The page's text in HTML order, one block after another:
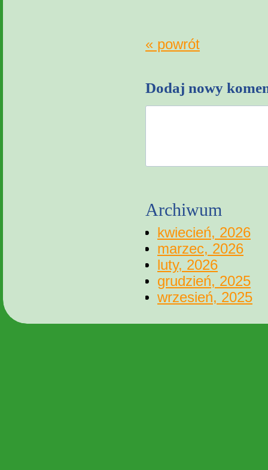
« powrót
Dodaj nowy
Archiwum
kwiecień, 2026
marzec, 2026
luty, 2026
grudzień, 2025
wrzesień, 2025